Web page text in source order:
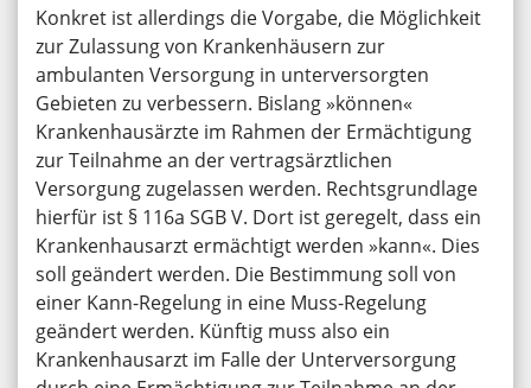
Konkret ist allerdings die Vorgabe, die Möglichkeit
zur Zulassung von Krankenhäusern zur
ambulanten Versorgung in unterversorgten
Gebieten zu verbessern. Bislang »können«
Krankenhausärzte im Rahmen der Ermächtigung
zur Teilnahme an der vertragsärztlichen
Versorgung zugelassen werden. Rechtsgrundlage
hierfür ist § 116a SGB V. Dort ist geregelt, dass ein
Krankenhausarzt ermächtigt werden »kann«. Dies
soll geändert werden. Die Bestimmung soll von
einer Kann-Regelung in eine Muss-Regelung
geändert werden. Künftig muss also ein
Krankenhausarzt im Falle der Unterversorgung